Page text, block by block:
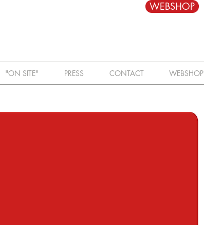
WEBSHOP
"ON SITE" PRESS CONTACT WEBSHOP